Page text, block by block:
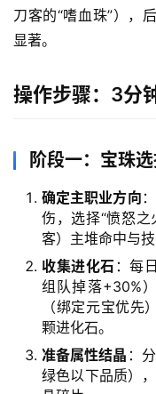
刀客的“嗜血珠”），
显著。
操作步骤：3分
阶段一：宝珠
确定主职业方向
伤，选择“愤怒
客）主堆命中与技
收集进化石 ：每
组队掉落+30%
（绑定元宝优
颗进化石。
准备属性结晶 ：
绿色以下品质）